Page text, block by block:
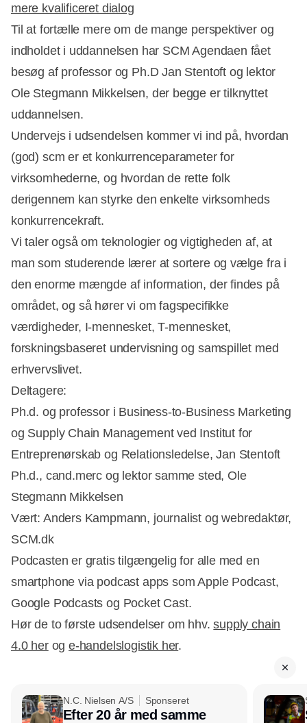
mere kvalificeret dialog
Til at fortælle mere om de mange perspektiver og
indholdet i uddannelsen har SCM Agendaen fået
besøg af professor og Ph.D Jan Stentoft og lektor
Ole Stegmann Mikkelsen, der begge er tilknyttet
uddannelsen.
Undervejs i udsendelsen kommer vi ind på, hvordan
(god) scm er et konkurrenceparameter for
virksomhederne, og hvordan de rette folk
derigennem kan styrke den enkelte virksomheds
konkurrencekraft.
Vi taler også om teknologier og vigtigheden af, at
man som studerende lærer at sortere og vælge fra i
den enorme mængde af information, der findes på
området, og så hører vi om fagspecifikke
værdigheder, I-mennesket, T-mennesket,
forskningsbaseret undervisning og samspillet med
erhvervslivet.
Deltagere:
Ph.d. og professor i Business-to-Business Marketing
og Supply Chain Management ved Institut for
Entreprenørskab og Relationsledelse, Jan Stentoft
Ph.d., cand.merc og lektor samme sted, Ole
Stegmann Mikkelsen
Vært: Anders Kampmann, journalist og webredaktør,
SCM.dk
Podcasten er gratis tilgængelig for alle med en
smartphone via podcast apps som Apple Podcast,
Google Podcasts og Pocket Cast.
Hør de to første udsendelser om hhv.supply chain
4.0 heroge-handelslogistik her.
N.C. Nielsen A/S Sponseret
Efter 20 år med samme